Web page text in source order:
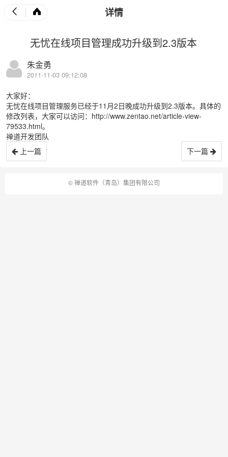
详情
无忧在线项目管理成功升级到2.3版本
朱金勇
2011-11-03 09:12:08
大家好：
无忧在线项目管理服务已经于11月2日晚成功升级到2.3版本。具体的
修改列表，大家可以访问： http://www.zentao.net/article-view-
79533.html。
禅道开发团队
上一篇
下一篇
©禅道软件（青岛）集团有限公司